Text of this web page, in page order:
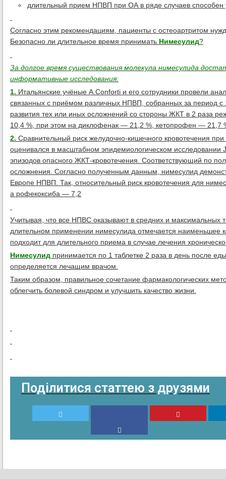
длительный прием НПВП при ОА в ряде случаев способен
Согласно этим рекомендациям, пациенты с остеоартритом
Безопасно ли длительное время принимать Нимесулид?
За долгое время существования молекула нимесулида
информативные исследования:
1. Итальянские учёные A.Conforti и его сотрудники провели
связанных с приёмом различных НПВП, собранных за период с
развития тех или иных осложнений со стороны ЖКТ в 2 раза
10,4 %, при этом на диклофенак — 21,2 %, кетопрофен — 21,7
2. Сравнительный риск желудочно-кишечного кровотечения
оценивался в масштабном эпидемиологическом исследовании
эпизодов опасного ЖКТ-кровотечения. Соответствующий по
осложнения. Согласно полученным данным, нимесулид
Европе НПВП. Так, относительный риск кровотечения для
а рофекоксиба — 7,2
Учитывая, что все НПВС оказывают в средних и максимальных
длительном применении нимесулида отмечается
подходит для длительного приема в случае лечения
Нимесулид принимается по 1 таблетке 2 раза в день после
определяется лечащим врачом.
Таким образом, правильное сочетание фармакологических
облегчить болевой синдром и улучшить качество жизни.
Поділитися статтею з друзями